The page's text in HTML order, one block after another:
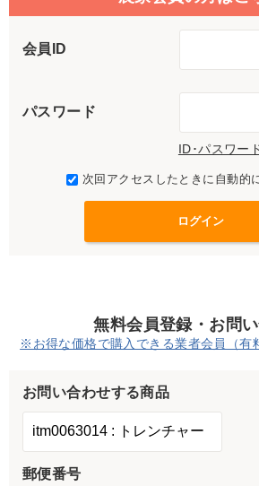
会員ID
パスワード
ID･パスワー
次回アクセスしたときに自動的
無料会員登録・お問
※お得な価格で購入できる業者会員（有
お問い合わせする商品
郵便番号